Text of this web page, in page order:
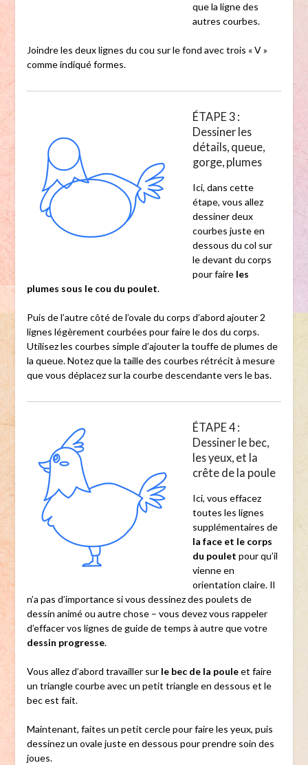
que la ligne des
autres courbes.
Joindre les deux lignes du cou sur le fond avec trois « V »
comme indiqué formes.
ÉTAPE 3 :
Dessiner les
détails, queue,
gorge, plumes
Ici, dans cette
étape, vous allez
dessiner deux
courbes juste en
dessous du col sur
le devant du corps
pour faire les
plumes sous le cou du poulet.
Puis de l’autre côté de l’ovale du corps d’abord ajouter 2
lignes légèrement courbées pour faire le dos du corps.
Utilisez les courbes simple d’ajouter la touffe de plumes de
la queue. Notez que la taille des courbes rétrécit à mesure
que vous déplacez sur la courbe descendante vers le bas.
ÉTAPE 4 :
Dessiner le bec,
les yeux, et la
crête de la poule
Ici, vous effacez
toutes les lignes
supplémentaires de
la face et le corps
du poulet pour qu’il
vienne en
orientation claire. Il
n’a pas d’importance si vous dessinez des poulets de
dessin animé ou autre chose – vous devez vous rappeler
d’effacer vos lignes de guide de temps à autre que votre
dessin progresse.
Vous allez d’abord travailler sur le bec de la pouleet faire
un triangle courbe avec un petit triangle en dessous et le
bec est fait.
Maintenant, faites un petit cercle pour faire les yeux, puis
dessinez un ovale juste en dessous pour prendre soin des
joues.